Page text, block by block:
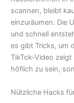
scannen, bleibt
einzuräumen. Die
und schnell
es gibt Tricks, um
TikTok-Video
höflich zu sein,
Nützliche Hacks